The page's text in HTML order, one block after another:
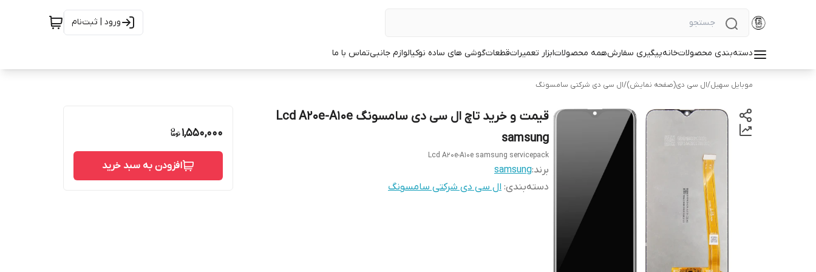
ورود | ثبت‌نام
دسته‌بندی محصولاتخانهپیگیری سفارشهمه محصولاتابزار تعمیراتقطعاتگوشی های ساده نوکیالوازم جانبیتماس با ما
موبایل سهیل/ال سی دی(صفحه نمایش)/ال سی دی شرکتی سامسونگ
قیمت و خرید تاچ ال سی دی سامسونگ Lcd A20e-A10e
samsung
Lcd A20e-A10e samsung servicepack
برند:samsung
دسته‌بندی: ال سی دی شرکتی سامسونگ
1,550,000
افزودن به سبد خرید